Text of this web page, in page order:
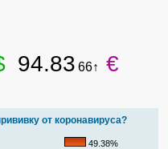
94.83 66↑ €
от коронавируса?
49.38%